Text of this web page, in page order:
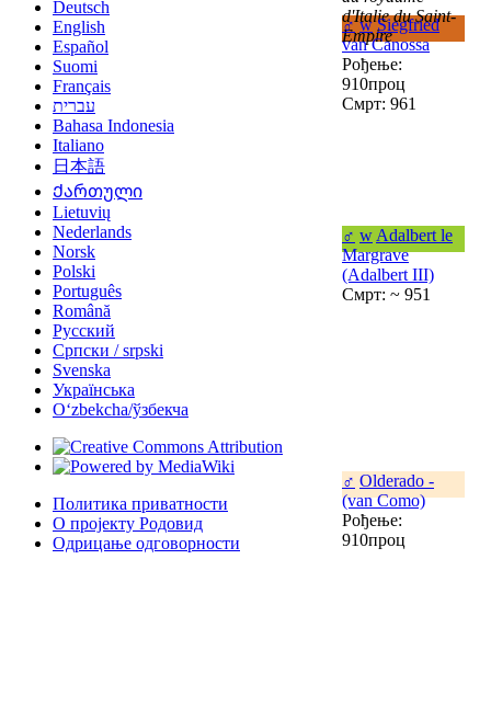
d'Italie du Saint-
Empire
♂ w Siegfried
van Canossa
Рођење:
910проц
Смрт: 961
♂ w Adalbert le
Margrave
(Adalbert III)
Смрт: ~ 951
♂ Olderado -
(van Como)
Рођење:
910проц
Deutsch
English
Español
Suomi
Français
עברית
Bahasa Indonesia
Italiano
日本語
Ქართული
Lietuvių
Nederlands
Norsk
Polski
Português
Română
Русский
Српски / srpski
Svenska
Українська
Oʻzbekcha/ўзбекча
Политика приватности
О пројекту Родовид
Одрицање одговорности